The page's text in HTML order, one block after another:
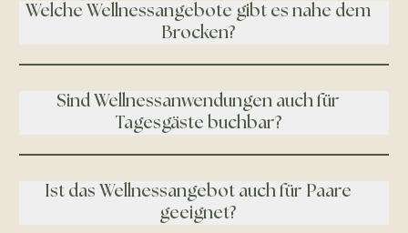
Welche Wellnessangebote gibt es nahe dem
Brocken?
Sind Wellnessanwendungen auch für
Tagesgäste buchbar?
Ist das Wellnessangebot auch für Paare
geeignet?